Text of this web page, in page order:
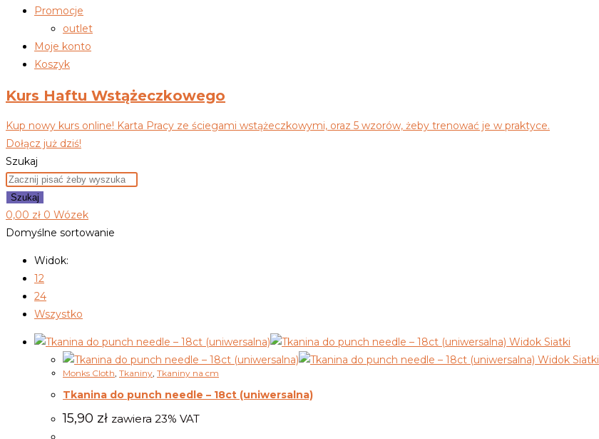
Promocje
outlet
Moje konto
Koszyk
Kurs Haftu Wstążeczkowego
Kup nowy kurs online! Karta Pracy ze ściegami wstążeczkowymi, oraz 5 wzorów, żeby trenować je w praktyce.
Dołącz już dziś!
Szukaj
Szukaj
0,00 zł 0 Wózek
Domyślne sortowanie
Widok:
12
24
Wszystko
Widok Siatki
Widok Siatki
Monks Cloth, Tkaniny, Tkaniny na cm
Tkanina do punch needle – 18ct (uniwersalna)
15,90 zł zawiera 23% VAT